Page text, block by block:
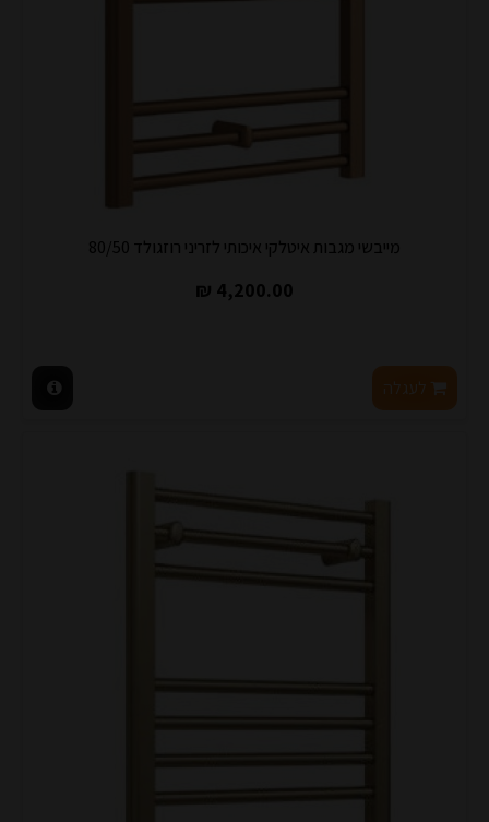
מייבשי מגבות איטלקי איכותי לזריני רוזגולד 80/50
4,200.00 ₪
לעגלה